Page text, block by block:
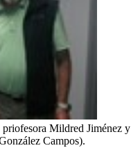
Mildred
Campos).